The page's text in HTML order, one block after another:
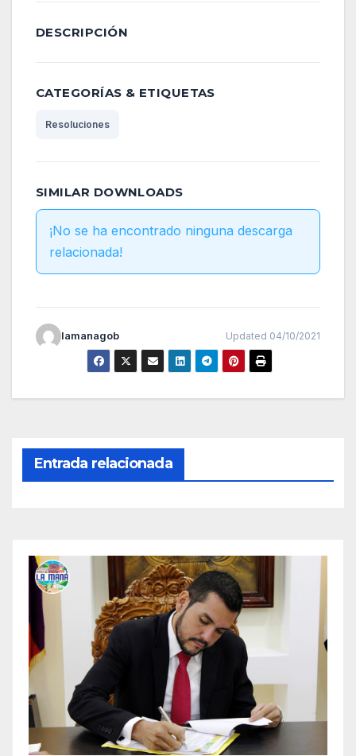
DESCRIPCIÓN
CATEGORÍAS & ETIQUETAS
Resoluciones
SIMILAR DOWNLOADS
¡No se ha encontrado ninguna descarga
relacionada!
lamanagob Updated 04/10/2021
Entrada relacionada